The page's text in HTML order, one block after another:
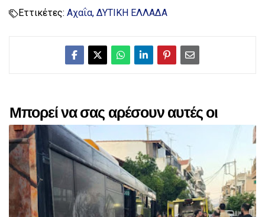
Εττικέτες: Αχαΐα ΔΥΤΙΚΗ ΕΛΛΑΔΑ
Μπορεί να σας αρέσουν αυτές οι
αναρτήσεις